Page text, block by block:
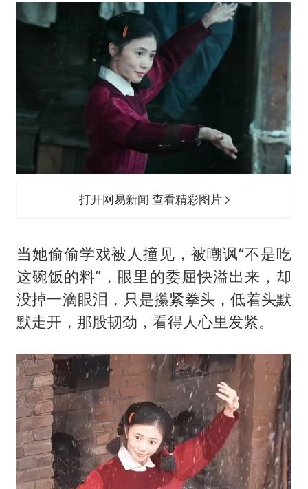
打开网易新闻 查看精彩图片
当她偷偷学戏被人撞见，被嘲讽“不是吃
这碗饭的料”，眼里的委屈快溢出来，却
没掉一滴眼泪，只是攥紧拳头，低着头默
默走开，那股韧劲，看得人心里发紧。